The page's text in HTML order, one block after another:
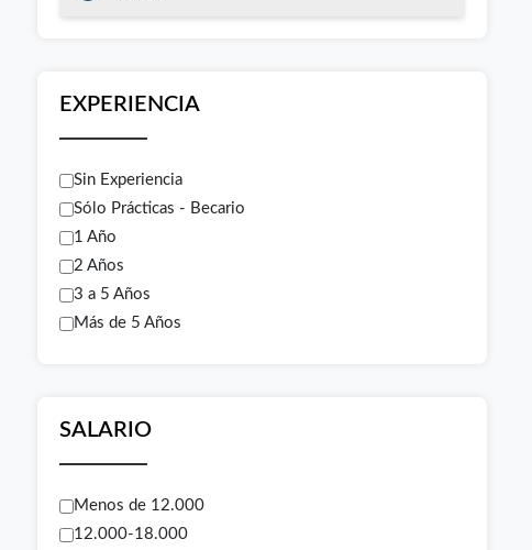
EXPERIENCIA
Sin Experiencia
Sólo Prácticas - Becario
1 Año
2 Años
3 a 5 Años
Más de 5 Años
SALARIO
Menos de 12.000
12.000-18.000